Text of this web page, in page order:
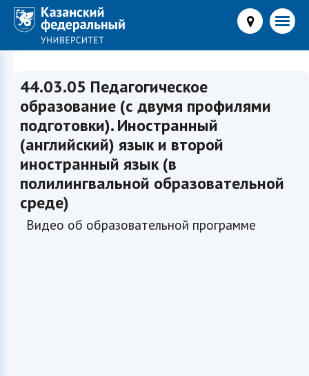
44.03.05 Педагогическое
образование (с двумя профилями
подготовки). Иностранный
(английский) язык и второй
иностранный язык (в
полилингвальной образовательной
среде)
Видео об образовательной программе